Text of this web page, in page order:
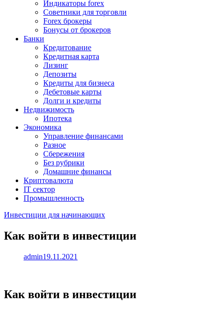
Индикаторы forex
Советники для торговли
Forex брокеры
Бонусы от брокеров
Банки
Кредитование
Кредитная карта
Лизинг
Депозиты
Кредиты для бизнеса
Дебетовые карты
Долги и кредиты
Недвижимость
Ипотека
Экономика
Управление финансами
Разное
Сбережения
Без рубрики
Домашние финансы
Криптовалюта
IT сектор
Промышленность
Инвестиции для начинающих
Как войти в инвестиции
admin19.11.2021
Как войти в инвестиции